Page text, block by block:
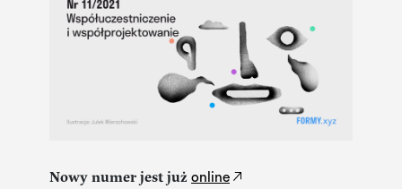
Nowy numer jest już online